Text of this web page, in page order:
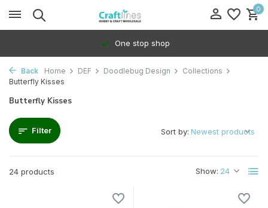
0
100% Dedicated to independents
Back Home DEF Doodlebug Design
Collections
Butterfly Kisses
Butterfly Kisses
Filter
24 products Show:
Sort by: